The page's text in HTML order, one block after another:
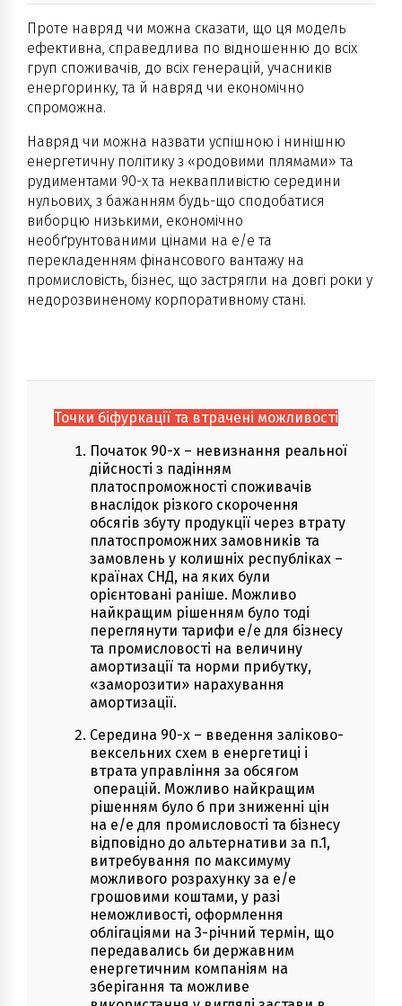
Проте навряд чи можна сказати, що ця модель
ефективна, справедлива по відношенню до всіх
груп споживачів, до всіх генерацій, учасників
енергоринку, та й навряд чи економічно
спроможна.
Навряд чи можна назвати успішною і нинішню
енергетичну політику з «родовими плямами» та
рудиментами 90-х та неквапливістю середини
нульових, з бажанням будь-що сподобатися
виборцю низькими, економічно
необґрунтованими цінами на е/е та
перекладенням фінансового вантажу на
промисловість, бізнес, що застрягли на довгі роки у
недорозвиненому корпоративному стані.
Точки біфуркації та втрачені можливості
Початок 90-х – невизнання реальної
дійсності з падінням
платоспроможності споживачів
внаслідок різкого скорочення
обсягів збуту продукції через втрату
платоспроможних замовників та
замовлень у колишніх республіках –
країнах СНД, на яких були
орієнтовані раніше. Можливо
найкращим рішенням було тоді
переглянути тарифи е/е для бізнесу
та промисловості на величину
амортизації та норми прибутку,
«заморозити» нарахування
амортизації.
Середина 90-х – введення заліково-
вексельних схем в енергетиці і
втрата управління за обсягом
операцій. Можливо найкращим
рішенням було б при зниженні цін
на е/е для промисловості та бізнесу
відповідно до альтернативи за п.1,
витребування по максимуму
можливого розрахунку за е/е
грошовими коштами, у разі
неможливості, оформлення
облігаціями на 3-річний термін, що
передавались би державним
енергетичним компаніям на
зберігання та можливе